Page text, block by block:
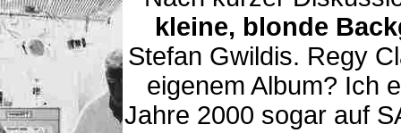
kleine, blonde
Stefan Gwildis. Regy
eigenem Album? Ich
Jahre 2000 sogar auf